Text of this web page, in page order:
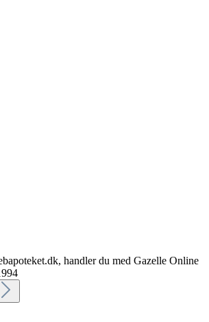
handler du med Gazelle Online